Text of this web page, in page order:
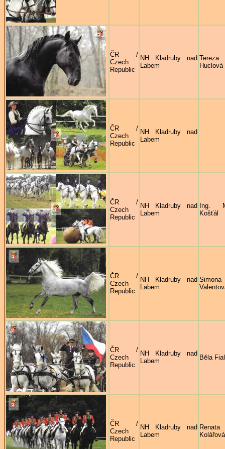
ČR /
Czech
Republic
NH Kladruby nad
Labem
Tereza
Huclová
ČR /
Czech
Republic
NH Kladruby nad
Labem
ČR /
Czech
Republic
NH Kladruby nad
Labem
Ing.
Košťál
ČR /
Czech
Republic
NH Kladruby nad
Labem
Simona
ČR /
Czech
Republic
NH Kladruby nad
Labem
Běla
ČR /
Czech
Republic
NH Kladruby nad
Labem
Renata
Kolářová